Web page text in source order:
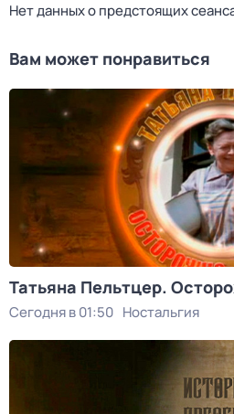
Нет данных о предстоящих
Вам может понравиться
Татьяна Пельтцер.
Сегодня в 01:50 Ностальгия